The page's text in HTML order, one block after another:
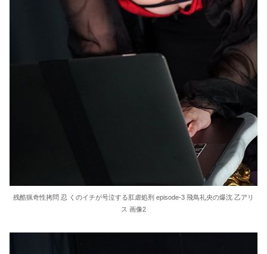
残酷猟奇性拷問 忍 くのイチが号泣する肛虐処刑 episode-3 飛鳥礼央の爆沈 乙アリ
ス 画像2